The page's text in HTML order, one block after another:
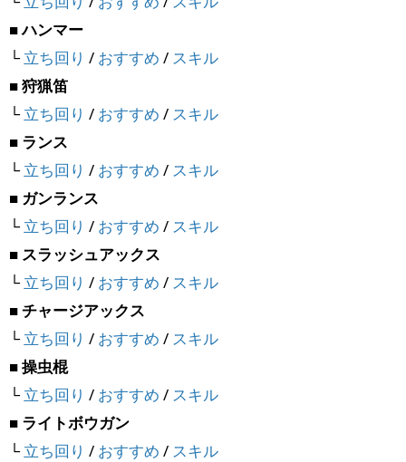
■ ハンマー
└立ち回り / おすすめ / スキル
■ 狩猟笛
└立ち回り / おすすめ / スキル
■ ランス
└立ち回り / おすすめ / スキル
■ ガンランス
└立ち回り / おすすめ / スキル
■ スラッシュアックス
└立ち回り / おすすめ / スキル
■ チャージアックス
└立ち回り / おすすめ / スキル
■ 操虫棍
└立ち回り / おすすめ / スキル
■ ライトボウガン
└立ち回り / おすすめ / スキル